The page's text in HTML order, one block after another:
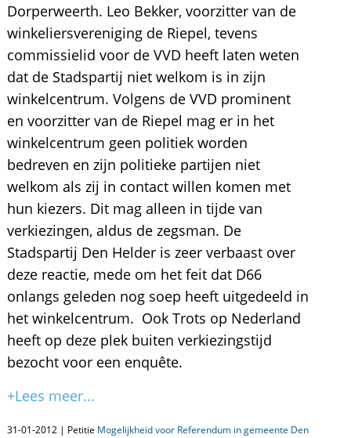
Dorperweerth. Leo Bekker, voorzitter van de
winkeliersvereniging de Riepel, tevens
commissielid voor de VVD heeft laten weten
dat de Stadspartij niet welkom is in zijn
winkelcentrum. Volgens de VVD prominent
en voorzitter van de Riepel mag er in het
winkelcentrum geen politiek worden
bedreven en zijn politieke partijen niet
welkom als zij in contact willen komen met
hun kiezers. Dit mag alleen in tijde van
verkiezingen, aldus de zegsman. De
Stadspartij Den Helder is zeer verbaast over
deze reactie, mede om het feit dat D66
onlangs geleden nog soep heeft uitgedeeld in
het winkelcentrum. Ook Trots op Nederland
heeft op deze plek buiten verkiezingstijd
bezocht voor een enquête.
+Lees meer...
31-01-2012 | Petitie Mogelijkheid voor Referendum in gemeente Den